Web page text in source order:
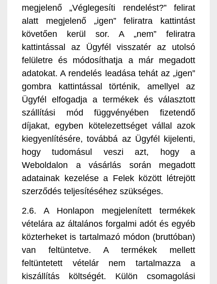
megjelenő „Véglegesíti rendelést?” felirat
alatt megjelenő „igen” feliratra kattintást
követően kerül sor. A „nem” feliratra
kattintással az Ügyfél visszatér az utolsó
felületre és módosíthatja a már megadott
adatokat. A rendelés leadása tehát az „igen”
gombra kattintással történik, amellyel az
Ügyfél elfogadja a termékek és választott
szállítási mód függvényében fizetendő
díjakat, egyben kötelezettséget vállal azok
kiegyenlítésére, továbbá az Ügyfél kijelenti,
hogy tudomásul veszi azt, hogy a
Weboldalon a vásárlás során megadott
adatainak kezelése a Felek között létrejött
szerződés teljesítéséhez szükséges.
2.6. A Honlapon megjelenített termékek
vételára az általános forgalmi adót és egyéb
közterheket is tartalmazó módon (bruttóban)
van feltüntetve. A termékek mellett
feltüntetett vételár nem tartalmazza a
kiszállítás költségét. Külön csomagolási